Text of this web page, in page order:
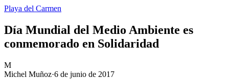
Playa del Carmen
Día Mundial del Medio Ambiente es
conmemorado en Solidaridad
M
Michel Muñoz·6 de junio de 2017